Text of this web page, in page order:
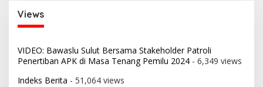
Views
VIDEO: Bawaslu Sulut Bersama Stakeholder Patroli
Penertiban APK di Masa Tenang Pemilu 2024 - 6,349 views
Indeks Berita - 51,064 views